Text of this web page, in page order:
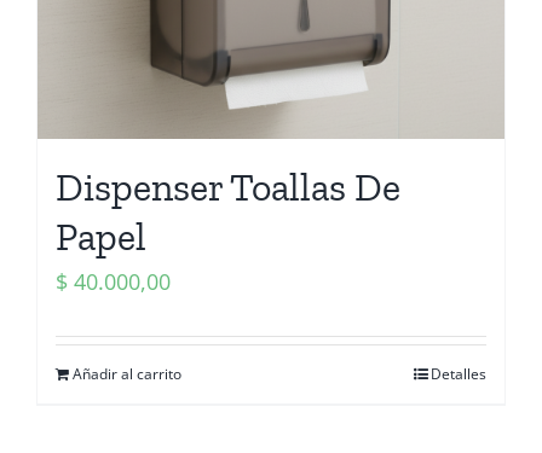
Dispenser Toallas De
Papel
$ 40.000,00
Añadir al carrito Detalles